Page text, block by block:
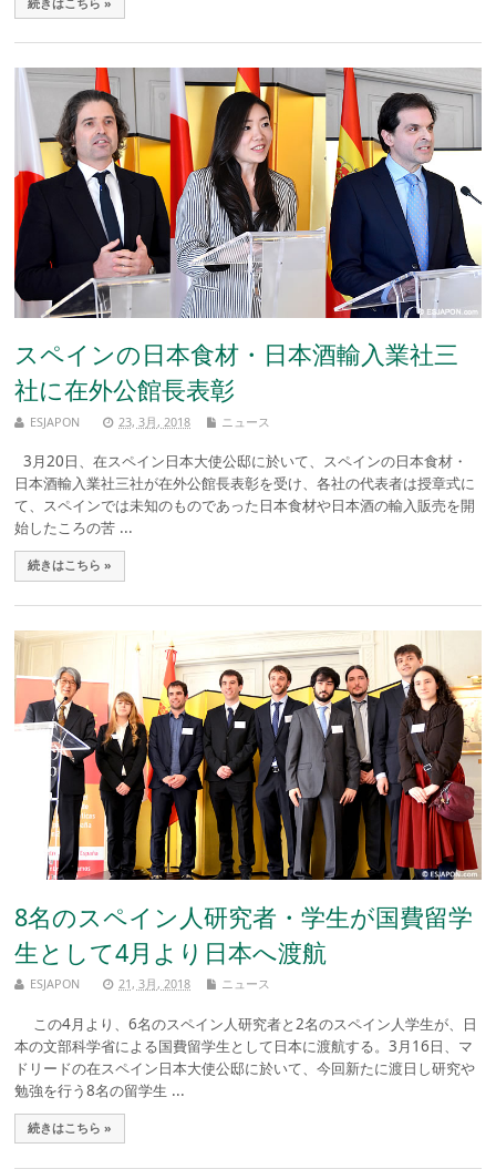
スペインの日本食材・日本酒輸入業社三
社に在外公館長表彰
ESJAPON 23, 3月, 2018 ニュース
3月20日、在スペイン日本大使公邸に於いて、スペインの日本食材・
日本酒輸入業社三社が在外公館長表彰を受け、各社の代表者は授章式に
て、スペインでは未知のものであった日本食材や日本酒の輸入販売を開
始したころの苦 ...
続きはこちら »
8名のスペイン人研究者・学生が国費留学
生として4月より日本へ渡航
ESJAPON 21, 3月, 2018 ニュース
この4月より、6名のスペイン人研究者と2名のスペイン人学生が、日
本の文部科学省による国費留学生として日本に渡航する。3月16日、マ
ドリードの在スペイン日本大使公邸に於いて、今回新たに渡日し研究や
勉強を行う8名の留学生 ...
続きはこちら »